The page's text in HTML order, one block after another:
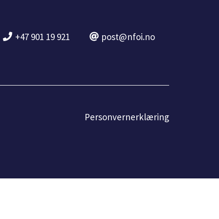
+47 901 19 921 post@nfoi.no
Personvernerklæring